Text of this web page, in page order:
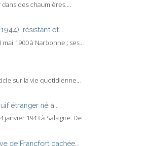
des chaumières....
résistant et...
1900 à Narbonne ; ses...
sur la vie quotidienne...
étranger né à...
1943 à Salsigne. De...
de Francfort cachée...